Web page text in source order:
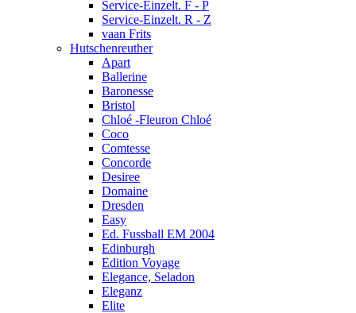
Service-Einzelt. F - P
Service-Einzelt. R - Z
vaan Frits
Hutschenreuther
Apart
Ballerine
Baronesse
Bristol
Chloé -Fleuron Chloé
Coco
Comtesse
Concorde
Desiree
Domaine
Dresden
Easy
Ed. Fussball EM 2004
Edinburgh
Edition Voyage
Elegance, Seladon
Eleganz
Elite